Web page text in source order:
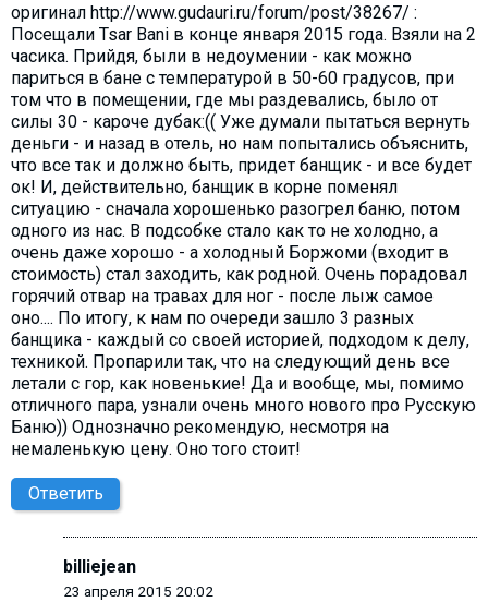
оригинал http://www.gudauri.ru/forum/post/38267/ :
Посещали Tsar Bani в конце января 2015 года. Взяли на 2
часика. Прийдя, были в недоумении - как можно
париться в бане с температурой в 50-60 градусов, при
том что в помещении, где мы раздевались, было от
силы 30 - кароче дубак:(( Уже думали пытаться вернуть
деньги - и назад в отель, но нам попытались объяснить,
что все так и должно быть, придет банщик - и все будет
ок! И, действительно, банщик в корне поменял
ситуацию - сначала хорошенько разогрел баню, потом
одного из нас. В подсобке стало как то не холодно, а
очень даже хорошо - а холодный Боржоми (входит в
стоимость) стал заходить, как родной. Очень порадовал
горячий отвар на травах для ног - после лыж самое
оно.... По итогу, к нам по очереди зашло 3 разных
банщика - каждый со своей историей, подходом к делу,
техникой. Пропарили так, что на следующий день все
летали с гор, как новенькие! Да и вообще, мы, помимо
отличного пара, узнали очень много нового про Русскую
Баню)) Однозначно рекомендую, несмотря на
немаленькую цену. Оно того стоит!
Ответить
billiejean
23 апреля 2015 20:02